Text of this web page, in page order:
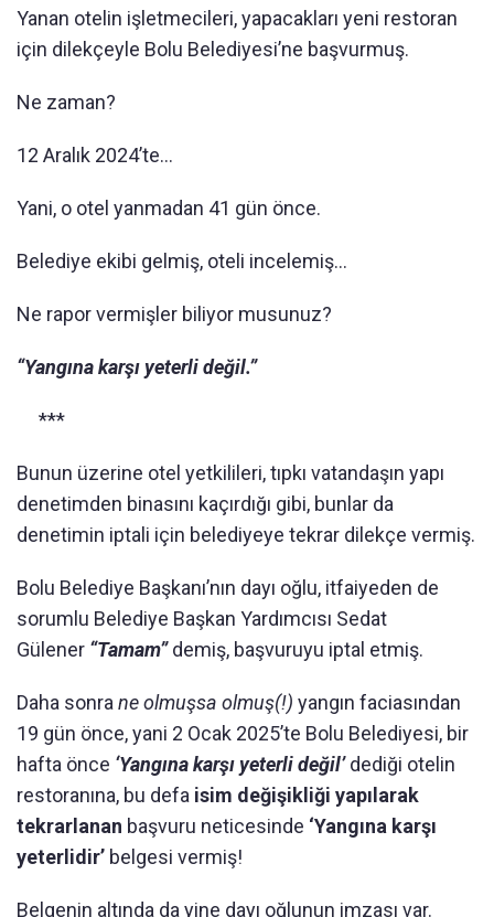
Yanan otelin işletmecileri, yapacakları yeni restoran
için dilekçeyle Bolu Belediyesi’ne başvurmuş.
Ne zaman?
12 Aralık 2024’te…
Yani, o otel yanmadan 41 gün önce.
Belediye ekibi gelmiş, oteli incelemiş…
Ne rapor vermişler biliyor musunuz?
“Yangına karşı yeterli değil.”
***
Bunun üzerine otel yetkilileri, tıpkı vatandaşın yapı
denetimden binasını kaçırdığı gibi, bunlar da
denetimin iptali için belediyeye tekrar dilekçe vermiş.
Bolu Belediye Başkanı’nın dayı oğlu, itfaiyeden de
sorumlu Belediye Başkan Yardımcısı Sedat
Gülener “Tamam”demiş, başvuruyu iptal etmiş.
Daha sonra ne olmuşsa olmuş(!) yangın faciasından
19 gün önce, yani 2 Ocak 2025’te Bolu Belediyesi, bir
hafta önce ‘Yangına karşı yeterli değil’dediği otelin
restoranına, bu defa isim değişikliği yapılarak
tekrarlanan başvuru neticesinde ‘Yangına karşı
yeterlidir’ belgesi vermiş!
Belgenin altında da yine dayı oğlunun imzası var.